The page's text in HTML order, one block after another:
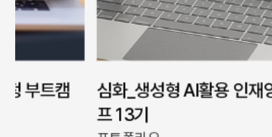
심화_생성형 AI활용 인재양성과정